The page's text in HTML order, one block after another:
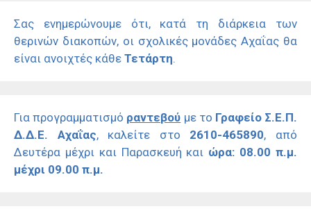
Σας ενημερώνουμε ότι, κατά τη διάρκεια των
θερινών διακοπών, οι σχολικές μονάδες Αχαΐας θα
είναι ανοιχτές κάθε Τετάρτη.
Για προγραμματισμό ραντεβού με το Γραφείο Σ.Ε.Π.
Δ.Δ.Ε. Αχαΐας, καλείτε στο 2610-465890, από
Δευτέρα μέχρι και Παρασκευή και ώρα: 08.00 π.μ.
μέχρι 09.00 π.μ.